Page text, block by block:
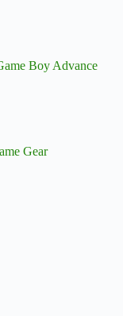
Boy Advance
Gear